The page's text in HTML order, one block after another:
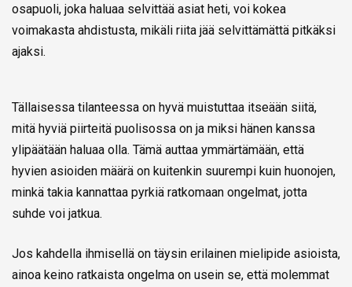
osapuoli, joka haluaa selvittää asiat heti, voi kokea
voimakasta ahdistusta, mikäli riita jää selvittämättä pitkäksi
ajaksi.
Tällaisessa tilanteessa on hyvä muistuttaa itseään siitä,
mitä hyviä piirteitä puolisossa on ja miksi hänen kanssa
ylipäätään haluaa olla. Tämä auttaa ymmärtämään, että
hyvien asioiden määrä on kuitenkin suurempi kuin huonojen,
minkä takia kannattaa pyrkiä ratkomaan ongelmat, jotta
suhde voi jatkua.
Jos kahdella ihmisellä on täysin erilainen mielipide asioista,
ainoa keino ratkaista ongelma on usein se, että molemmat